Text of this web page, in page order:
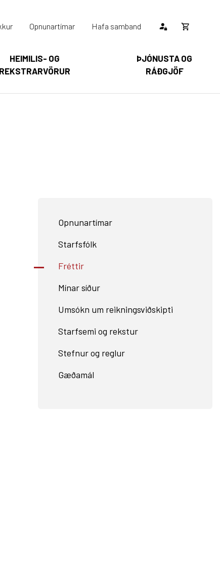
HEIMILIS- OG
REKSTRARVÖRUR
ÞJÓNUSTA OG
RÁÐGJÖF
Opnunartímar Hafa samband
Opna
þín
körfu
Opnunartímar
Starfsfólk
Fréttir
Mínar síður
Umsókn um reikningsviðskipti
Starfsemi og rekstur
Stefnur og reglur
Gæðamál